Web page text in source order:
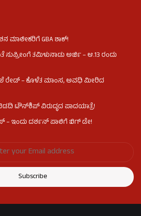
ಮಾಲೀಕರಿಗೆ GBA ಶಾಕ್!
ಸುಪ್ರೀಂಗೆ ತಮಿಳುನಾಡು ಅರ್ಜಿ – ಆ.13 ರಂದು
ರೇಡ್ – ಕೊಳೆತ ಮಾಂಸ, ಅವಧಿ ಮೀರಿದ
ಟೌನ್​ಶಿಪ್ ವಿರುದ್ಧದ ಪಾದಯಾತ್ರೆ!
– ಇಂದು ದರ್ಶನ್ ಪಾಲಿಗೆ ಬಿಗ್ ಡೇ!